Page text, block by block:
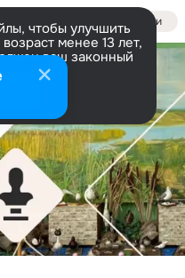
Войти
чтобы улучшить
менее 13 лет,
ваш законный